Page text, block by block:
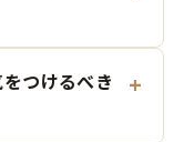
つけるべき